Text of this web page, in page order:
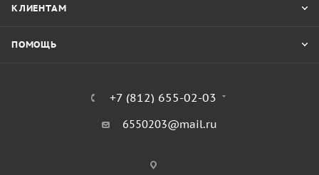
КЛИЕНТАМ
ПОМОЩЬ
+7 (812) 655-02-03
6550203@mail.ru